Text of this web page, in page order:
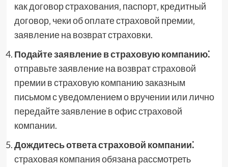
как договор страхования‚ паспорт‚ кредитный
договор‚ чеки об оплате страховой премии‚
заявление на возврат страховки.
Подайте заявление в страховую компанию⁚
отправьте заявление на возврат страховой
премии в страховую компанию заказным
письмом с уведомлением о вручении или лично
передайте заявление в офис страховой
компании.
Дождитесь ответа страховой компании⁚
страховая компания обязана рассмотреть